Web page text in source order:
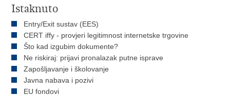
Istaknuto
Entry/Exit sustav (EES)
CERT iffy - provjeri legitimnost internetske trgovine
Što kad izgubim dokumente?
Ne riskiraj: prijavi pronalazak putne isprave
Zapošljavanje i školovanje
Javna nabava i pozivi
EU fondovi